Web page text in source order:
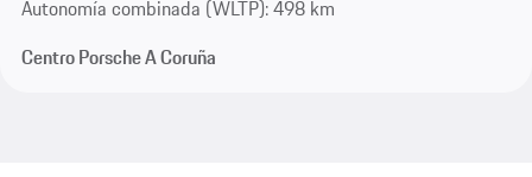
Autonomía combinada (WLTP): 498 km
Centro Porsche A Coruña